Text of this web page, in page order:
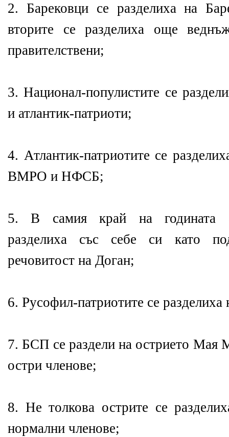
2. Барековци се разделиха на
вторите се разделиха още
правителствени;
3. Национал-популистите се
и атлантик-патриоти;
4. Атлантик-патриотите се
ВМРО и НФСБ;
5. В самия край на годината
разделиха със себе си като
речовитост на Доган;
6. Русофил-патриотите се
7. БСП се раздели на острието Мая
остри членове;
8. Не толкова острите се
нормални членове;